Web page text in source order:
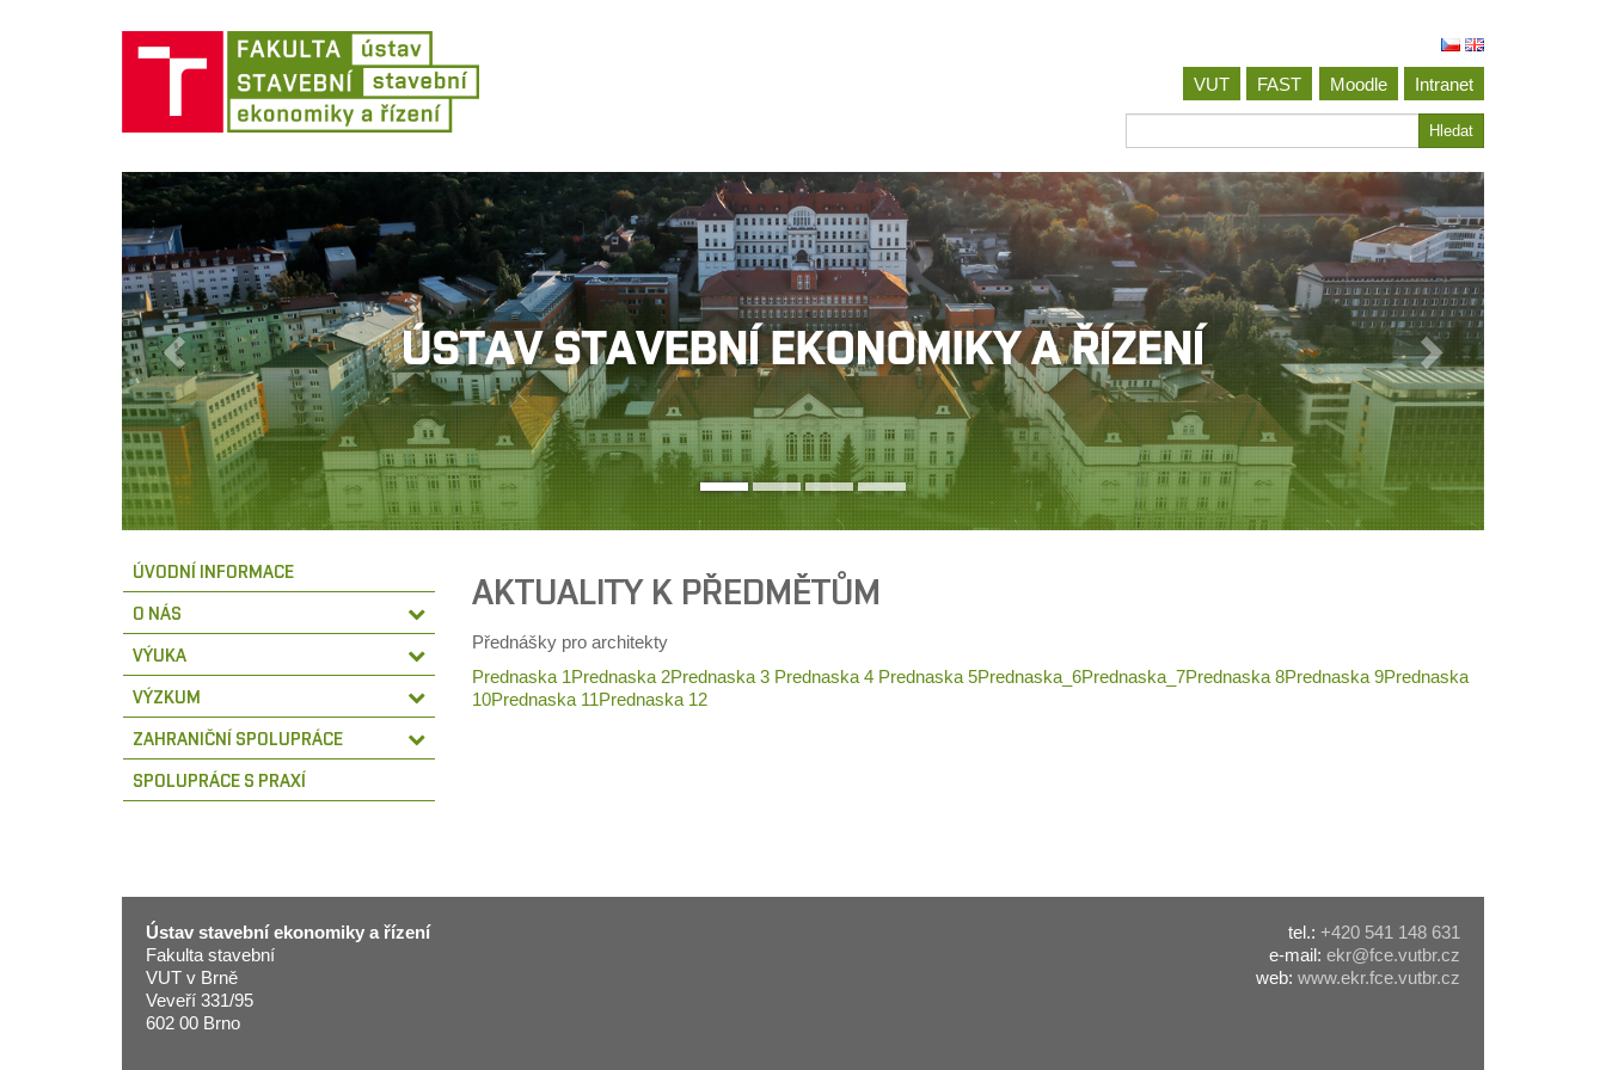
VUT FAST Moodle
Intranet
Hledat
ÚVODNÍ INFORMACE
O NÁS
VÝUKA
VÝZKUM
ZAHRANIČNÍ SPOLUPRÁCE
SPOLUPRÁCE S PRAXÍ
AKTUALITY K PŘEDMĚTŮM
Přednášky pro architekty
Prednaska 1Prednaska 2Prednaska 3 Prednaska 4 Prednaska 5Prednaska_6Prednaska_7Prednaska 8Prednaska 9Prednaska
10Prednaska 11Prednaska 12
Ústav stavební ekonomiky a řízení
Fakulta stavební
VUT v Brně
Veveří 331/95
602 00 Brno
tel.: +420 541 148 631
e-mail: ekr@fce.vutbr.cz
web: www.ekr.fce.vutbr.cz